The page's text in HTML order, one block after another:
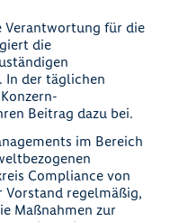
Verantwortung für die
die
In der täglichen
Beitrag dazu bei.
im Bereich
Compliance von
regelmäßig,
Maßnahmen zur